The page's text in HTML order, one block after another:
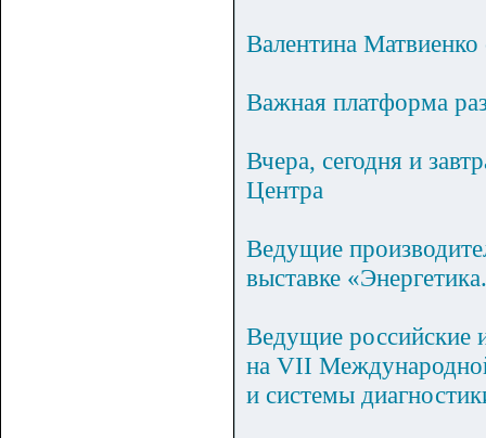
Валентина
Важная платформа
Вчера, сегодня и
Центра
Ведущие
выставке
Ведущие российские
на VII
и системы